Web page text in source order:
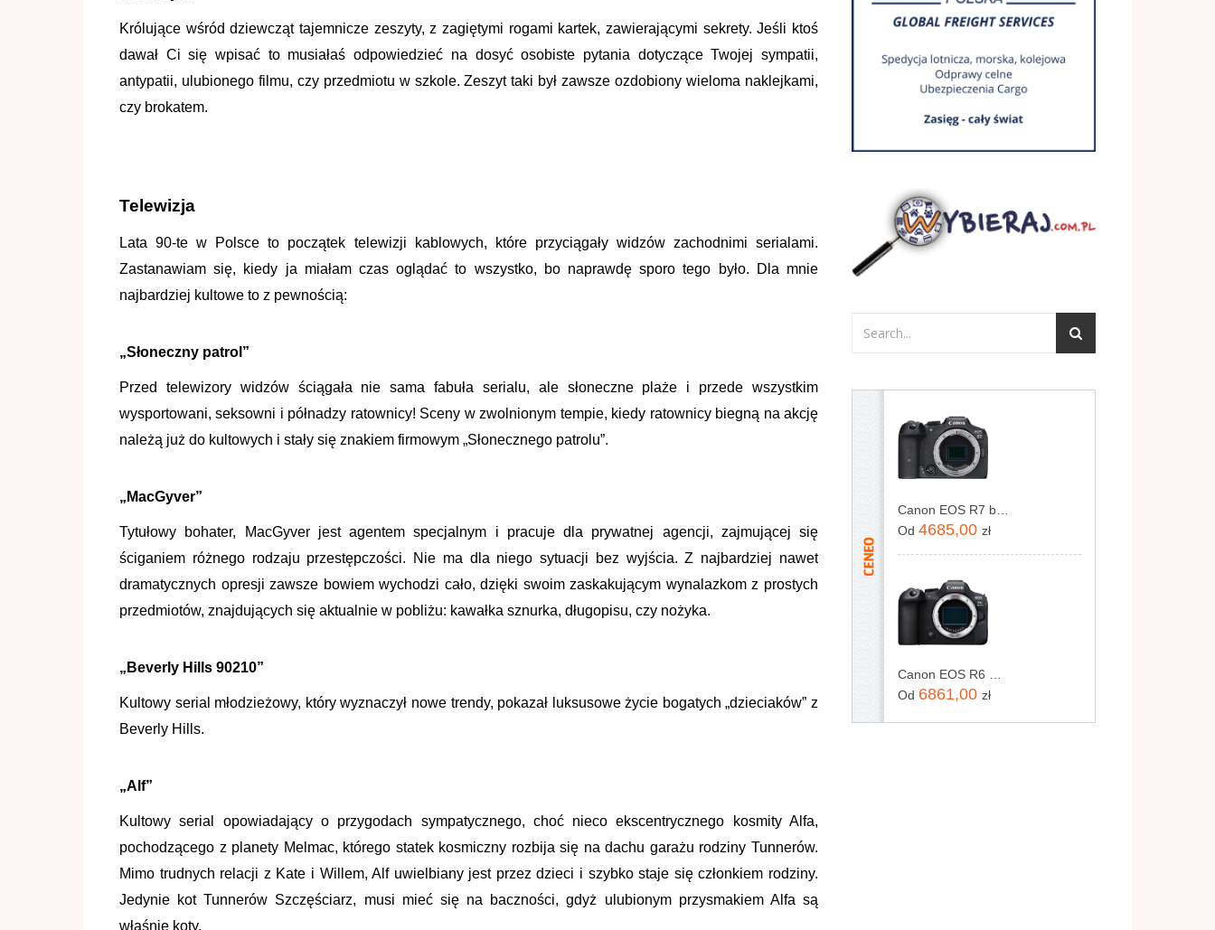
Królujące wśród dziewcząt tajemnicze zeszyty, z zagiętymi rogami kartek, zawierającymi sekrety. Jeśli ktoś
dawał Ci się wpisać to musiałaś odpowiedzieć na dosyć osobiste pytania dotyczące Twojej sympatii,
antypatii, ulubionego filmu, czy przedmiotu w szkole. Zeszyt taki był zawsze ozdobiony wieloma naklejkami,
czy brokatem.
Telewizja
Lata 90-te w Polsce to początek telewizji kablowych, które przyciągały widzów zachodnimi serialami.
Zastanawiam się, kiedy ja miałam czas oglądać to wszystko, bo naprawdę sporo tego było. Dla mnie
najbardziej kultowe to z pewnością:
„Słoneczny patrol”
Przed telewizory widzów ściągała nie sama fabuła serialu, ale słoneczne plaże i przede wszystkim
wysportowani, seksowni i półnadzy ratownicy! Sceny w zwolnionym tempie, kiedy ratownicy biegną na akcję
należą już do kultowych i stały się znakiem firmowym „Słonecznego patrolu”.
„MacGyver”
Tytułowy bohater, MacGyver jest agentem specjalnym i pracuje dla prywatnej agencji, zajmującej się
ściganiem różnego rodzaju przestępczości. Nie ma dla niego sytuacji bez wyjścia. Z najbardziej nawet
dramatycznych opresji zawsze bowiem wychodzi cało, dzięki swoim zaskakującym wynalazkom z prostych
przedmiotów, znajdujących się aktualnie w pobliżu: kawałka sznurka, długopisu, czy nożyka.
„Beverly Hills 90210”
Kultowy serial młodzieżowy, który wyznaczył nowe trendy, pokazał luksusowe życie bogatych „dzieciaków” z
Beverly Hills.
„Alf”
Kultowy serial opowiadający o przygodach sympatycznego, choć nieco ekscentrycznego kosmity Alfa,
pochodzącego z planety Melmac, którego statek kosmiczny rozbija się na dachu garażu rodziny Tunnerów.
Mimo trudnych relacji z Kate i Willem, Alf uwielbiany jest przez dzieci i szybko staje się członkiem rodziny.
Jedynie kot Tunnerów Szczęściarz, musi mieć się na baczności, gdyż ulubionym przysmakiem Alfa są
właśnie koty.
Od 4685,00 zł
Od 6861,00 zł